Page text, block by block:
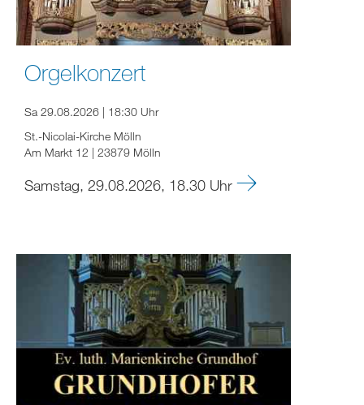
Orgelkonzert
Sa 29.08.2026 | 18:30 Uhr
St.-Nicolai-Kirche Mölln
Am Markt 12 | 23879 Mölln
Samstag, 29.08.2026, 18.30 Uhr